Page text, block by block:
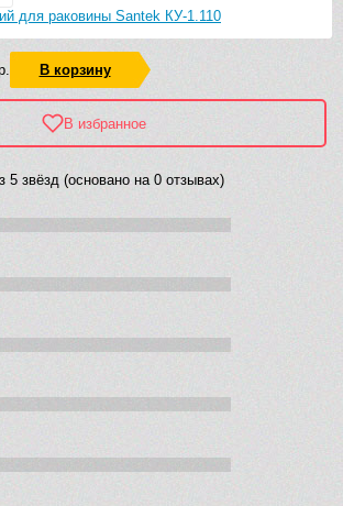
для раковины Santek КУ-1.110
В корзину
В избранное
5 звёзд (основано на 0 отзывах)